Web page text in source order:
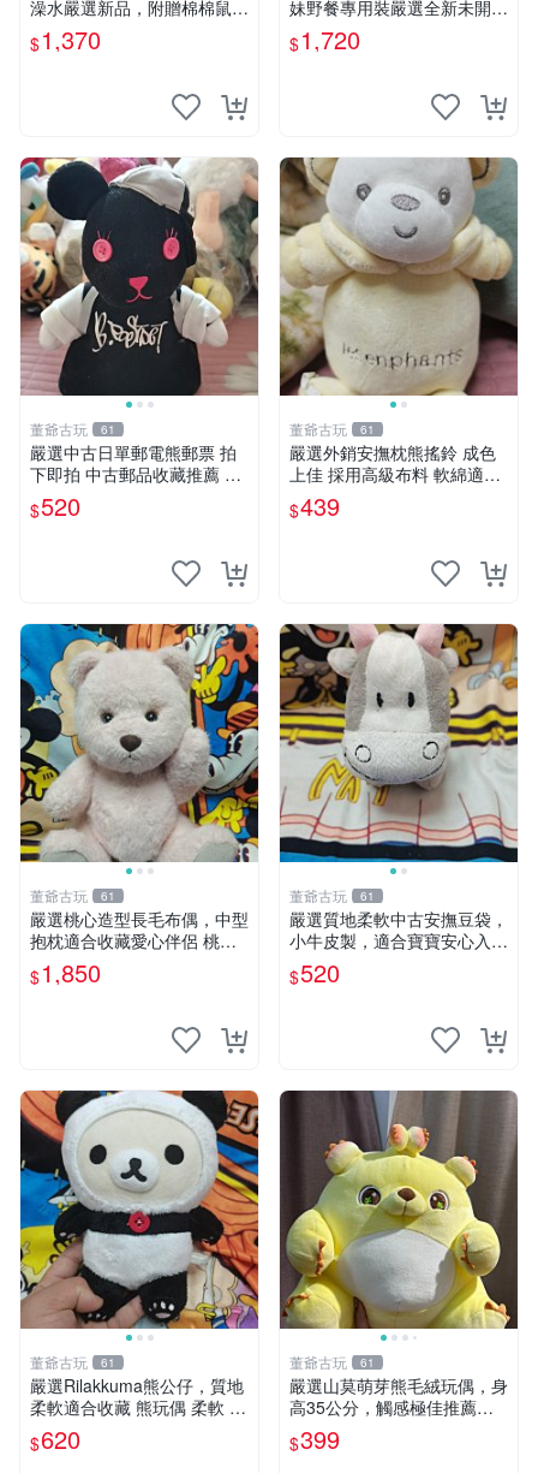
澡水嚴選新品，附贈棉棉鼠媽
媽與嬰兒及配件。-paper盒
裝，輕便設計方便攜帶。 棉
$1,370
妹野餐專用裝嚴選全新未開
封，包含兩組大童款紙盒裝，
適合收藏與分享。 餅乾熊兄
$1,720
董爺古玩 61
嚴選中古日單郵電熊郵票 拍
下即拍 中古郵品收藏推薦 郵
票 郵電熊 日本
$520
董爺古玩 61
嚴選外銷安撫枕熊搖鈴 成色
上佳 採用高級布料 軟綿適合
收藏 安心選購 安撫枕 熊玩具
搖鈴
$439
董爺古玩 61
嚴選桃心造型長毛布偶，中型
抱枕適合收藏愛心伴侶 桃心
抱枕 布娃娃 猛咬布偶
$1,850
董爺古玩 61
嚴選質地柔軟中古安撫豆袋，
小牛皮製，適合寶寶安心入
眠。 安撫豆袋 小牛皮 寶寶安
撫
$520
董爺古玩 61
嚴選Rilakkuma熊公仔，質地
柔軟適合收藏 熊玩偶 柔軟 公
仔 收藏
$620
董爺古玩 61
嚴選山莫萌芽熊毛絨玩偶，身
高35公分，觸感極佳推薦收
藏 萌芽熊 毛絨玩偶 串珠玩偶
$399